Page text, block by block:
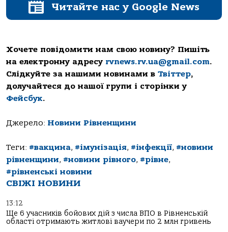
Читайте нас у Google News
Хочете повідомити нам свою новину? Пишіть
на електронну адресу rvnews.rv.ua@gmail.com.
Слідкуйте за нашими новинами в Твіттер,
долучайтеся до нашої групи і сторінки у
Фейсбук.
Джерело: Новини Рівненщини
Теги: #вакцина, #імунізація, #інфекції, #новини
рівненщини, #новини рівного, #рівне,
#рівненські новини
СВІЖІ НОВИНИ
13:12
Ще 6 учасників бойових дій з числа ВПО в Рівненській
області отримають житлові ваучери по 2 млн гривень